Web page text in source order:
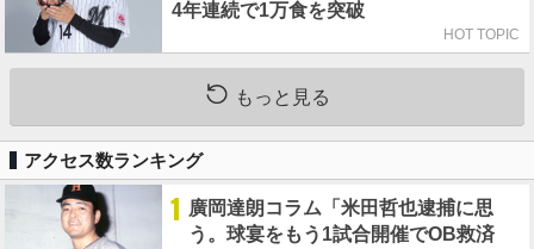
4年連続で1万食を突破
HOT TOPIC
もっと見る
アクセス数ランキング
1 廣岡達朗コラム「米田哲也逮捕に思
う。球宴をもう1試合開催でOB救済